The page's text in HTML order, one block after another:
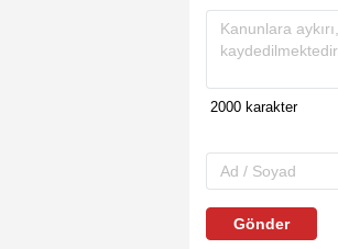
Gönder